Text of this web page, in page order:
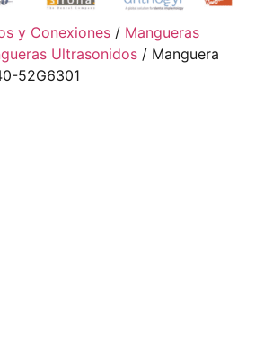
y Conexiones / Mangueras
Ultrasonidos / Manguera
52G6301